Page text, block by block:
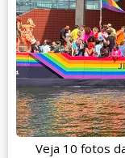
Veja 10 fotos